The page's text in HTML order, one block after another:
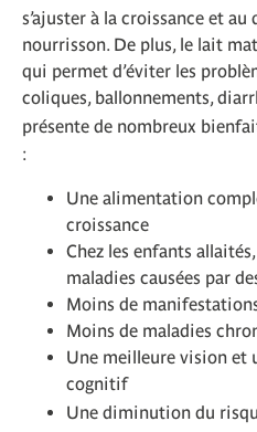
s’ajuster à la croissance et
nourrisson. De plus, le lait
qui permet d’éviter les
coliques, ballonnements,
présente de nombreux
:
Une alimentation
croissance
Chez les enfants
maladies causées par
Moins de
Moins de maladies
Une meilleure vision et
cognitif
Une diminution du